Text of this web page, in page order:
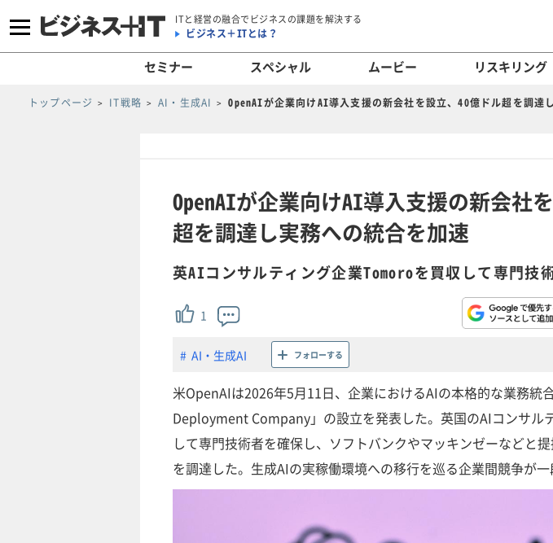
ITと経営の融合でビジネスの課題を解決する
ビジネス＋ITとは？
セミナー スペシャル ムービー リスキリング
トップページ IT戦略 AI・生成AI OpenAIが企業向けAI導入支援の新会社を設立、40億ドル超を調達
OpenAIが企業向けAI導入支援の新会社
超を調達し実務への統合を加速
英AIコンサルティング企業Tomoroを買収して専門技
1
AI・生成AI フォローする
米OpenAIは2026年5月11日、企業におけるAIの本格的な業務統
Deployment Company」の設立を発表した。英国のAIコンサル
して専門技術者を確保し、ソフトバンクやマッキンゼーなどと
を調達した。生成AIの実稼働環境への移行を巡る企業間競争が一